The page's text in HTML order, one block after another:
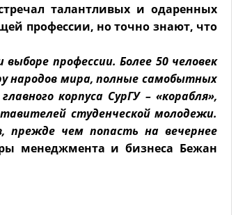
талантливых и одаренных
профессии, но точно знают, что
профессии. Более 50 человек
народов мира, полные самобытных
корпуса СурГУ – «корабля»,
студенческой молодежи.
прежде чем попасть на вечернее
менеджмента и бизнеса Бежан